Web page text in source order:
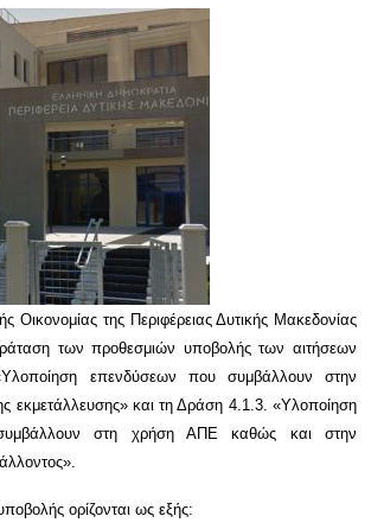
Οικονομίας της Περιφέρειας Δυτικής Μακεδονίας
των προθεσμιών υποβολής των αιτήσεων
επενδύσεων που συμβάλλουν στην
εκμετάλλευσης» και τη Δράση 4.1.3. «Υλοποίηση
στη χρήση ΑΠΕ καθώς και στην
ορίζονται ως εξής: